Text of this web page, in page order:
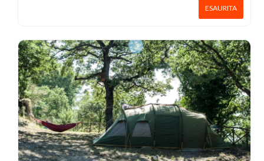
ESAURITA